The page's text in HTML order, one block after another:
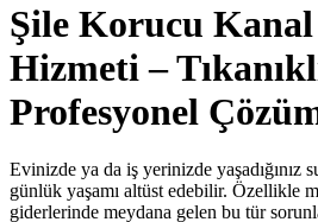
Şile Korucu
Hizmeti –
Profesyonel
Evinizde ya da iş yerinizde yaşadığınız
günlük yaşamı altüst edebilir. Özellikle
giderlerinde meydana gelen bu tür